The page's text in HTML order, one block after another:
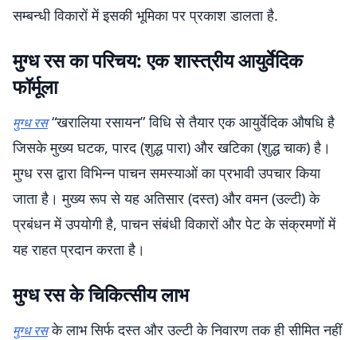
सम्बन्धी विकारों में इसकी भूमिका पर प्रकाश डालता है.
मुग्ध रस का परिचय: एक शास्त्रीय आयुर्वेदिक
फॉर्मूला
मुग्ध रस“खरालिया रसायन” विधि से तैयार एक आयुर्वेदिक औषधि है
जिसके मुख्य घटक, पारद (शुद्ध पारा) और खटिका (शुद्ध चाक) है।
मुग्ध रस द्वारा विभिन्न पाचन समस्याओं का प्रभावी उपचार किया
जाता है। मुख्य रूप से यह अतिसार (दस्त) और वमन (उल्टी) के
प्रबंधन में उपयोगी है, पाचन संबंधी विकारों और पेट के संक्रमणों में
यह राहत प्रदान करता है।
मुग्ध रस के चिकित्सीय लाभ
मुग्ध रसके लाभ सिर्फ दस्त और उल्टी के निवारण तक ही सीमित नहीं